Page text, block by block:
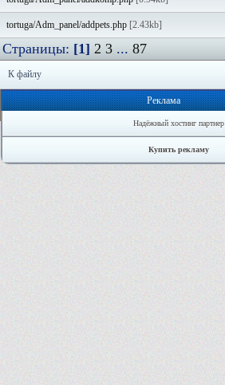
tortuga/Adm_panel/addpets.php [2.43kb]
Страницы: [1] 2 3 ... 87
К файлу
Реклама
Надёжный хостинг партнер
Купить рекламу